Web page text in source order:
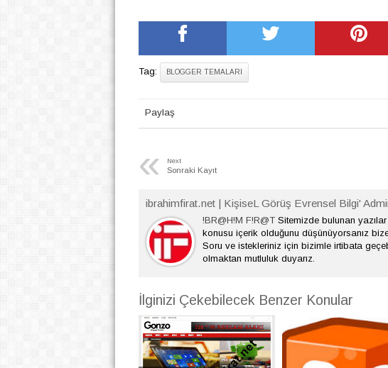
Tag: BLOGGER TEMALARI
Paylaş
« Next
Sonraki Kayıt
ibrahimfirat.net | KişiseL Görüş Evrensel Bilgi'
!BR@H!M F!R@TSitemizde bulunan yazılar
konusu içerik olduğunu düşünüyorsanız
Soru ve istekleriniz için bizimle irtibata
olmaktan mutluluk duyarız.
İlginizi Çekebilecek Benzer Konular